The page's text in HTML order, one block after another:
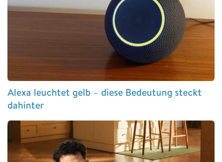
Alexa leuchtet gelb – diese Bedeutung steckt
dahinter